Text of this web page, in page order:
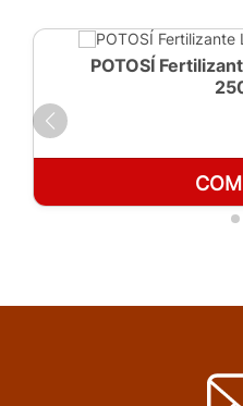
POTOSÍ